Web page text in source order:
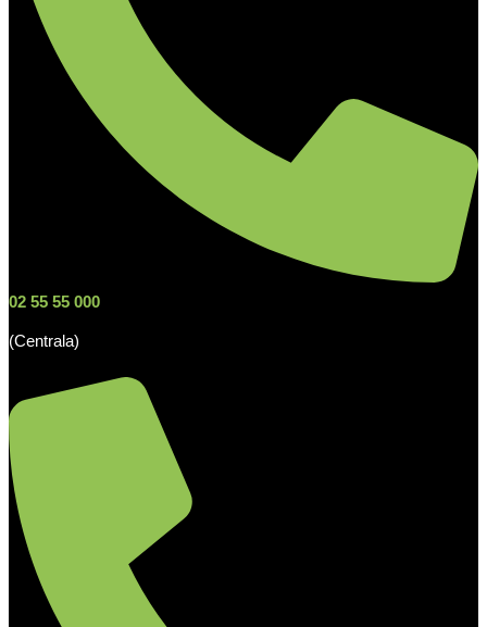
02 55 55 000
(Centrala)